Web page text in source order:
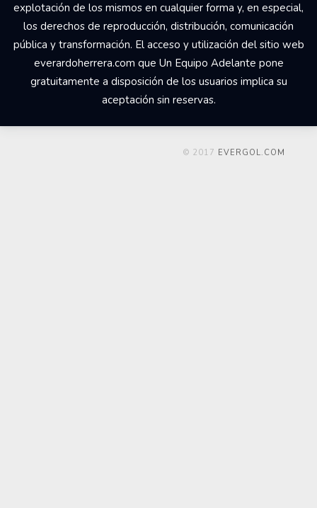
Your Add Here !!
© 2017 Un Equipo Adelante, San Rafael de Alajuela,
Comercial Udesa Sport. Todos los derechos reservados Los
derechos de propiedad intelectual del web
everardoherrera.com, su código fuente, diseño, estructura de
navegación, bases de datos y los distintos elementos en él